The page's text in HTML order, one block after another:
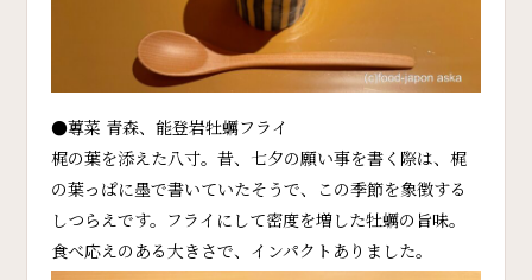
●蓴菜 青森、能登岩牡蠣フライ
梶の葉を添えた八寸。昔、七夕の願い事を書く際は、梶
の葉っぱに墨で書いていたそうで、この季節を象徴する
しつらえです。フライにして密度を増した牡蠣の旨味。
食べ応えのある大きさで、インパクトありました。